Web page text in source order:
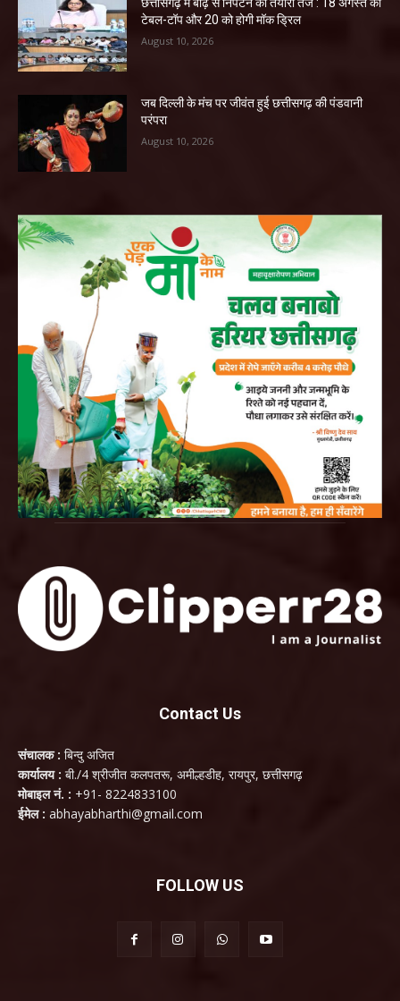
छत्तीसगढ़ में बाढ़ से निपटने की तैयारी तेज : 18 अगस्त को
टेबल-टॉप और 20 को होगी मॉक ड्रिल
August 10, 2026
जब दिल्ली के मंच पर जीवंत हुई छत्तीसगढ़ की पंडवानी
परंपरा
August 10, 2026
Contact Us
संचालक : बिन्दु अजित
कार्यालय : बी./4 श्रीजीत कलपतरू, अमील्हडीह, रायपुर, छत्तीसगढ़
मोबाइल नं. : +91- 8224833100
ईमेल : abhayabharthi@gmail.com
FOLLOW US